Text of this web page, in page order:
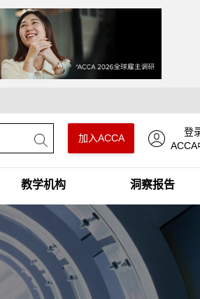
登
ACCA
加入ACCA
教学机构 洞察报告